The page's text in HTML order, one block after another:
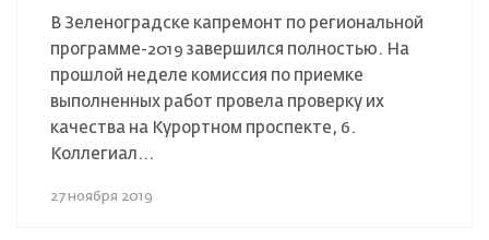
В Зеленоградске капремонт по региональной
программе-2019 завершился полностью. На
прошлой неделе комиссия по приемке
выполненных работ провела проверку их
качества на Курортном проспекте, 6.
Коллегиал...
27 ноября 2019